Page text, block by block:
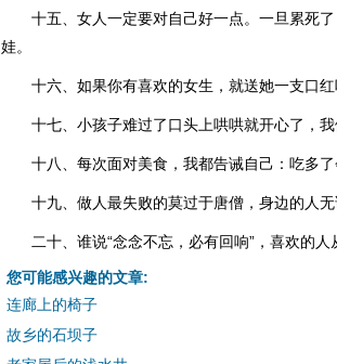
十五、女人一定要对自己好一点。一旦累死
娃。
十六、如果你有喜欢的女生，就送她一支口
十七、小孩子难过了口头上哄哄就开心了，
十八、每次面对美食，我都告诫自己：吃多
十九、做人最失败的莫过于唐僧，身边的人
二十、谁说“念念不忘，必有回响”，喜欢的
您可能感兴趣的文章:
连廊上的椅子
故乡的石坝子